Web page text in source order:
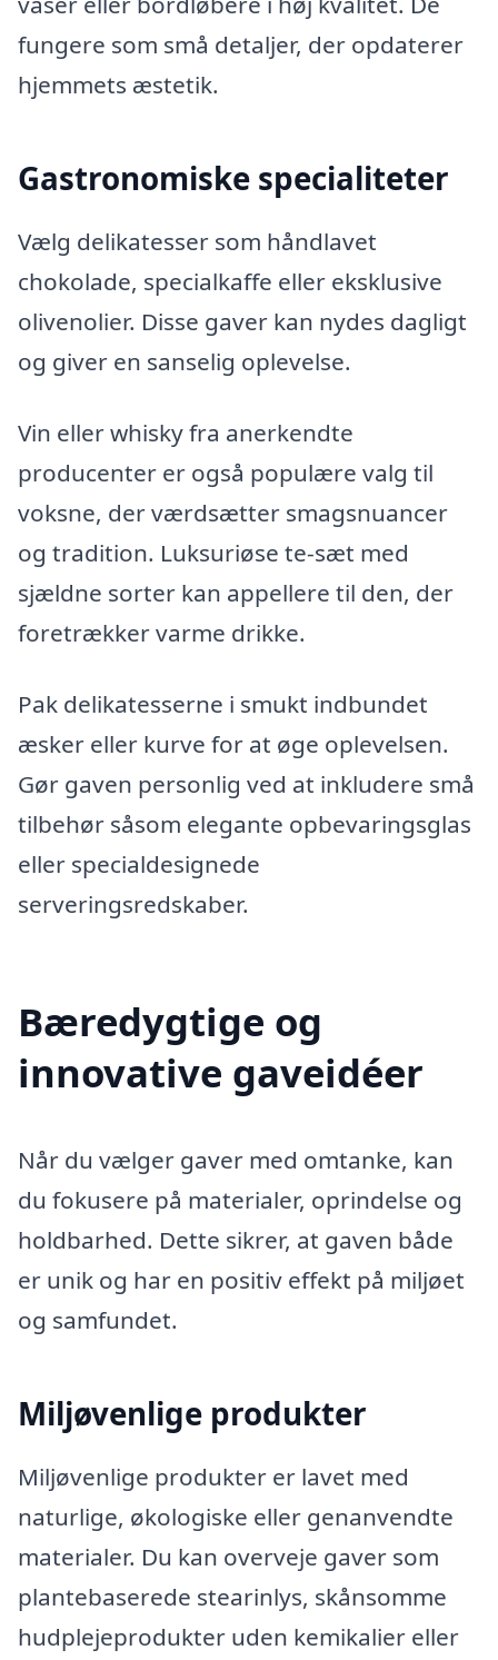
fungere som små detaljer, der opdaterer
hjemmets æstetik.
Gastronomiske specialiteter
Vælg delikatesser som håndlavet
chokolade, specialkaffe eller eksklusive
olivenolier. Disse gaver kan nydes dagligt
og giver en sanselig oplevelse.
Vin eller whisky fra anerkendte
producenter er også populære valg til
voksne, der værdsætter smagsnuancer
og tradition. Luksuriøse te-sæt med
sjældne sorter kan appellere til den, der
foretrækker varme drikke.
Pak delikatesserne i smukt indbundet
æsker eller kurve for at øge oplevelsen.
Gør gaven personlig ved at inkludere små
tilbehør såsom elegante opbevaringsglas
eller specialdesignede
serveringsredskaber.
Bæredygtige og
innovative gaveidéer
Når du vælger gaver med omtanke, kan
du fokusere på materialer, oprindelse og
holdbarhed. Dette sikrer, at gaven både
er unik og har en positiv effekt på miljøet
og samfundet.
Miljøvenlige produkter
Miljøvenlige produkter er lavet med
naturlige, økologiske eller genanvendte
materialer. Du kan overveje gaver som
plantebaserede stearinlys, skånsomme
hudplejeprodukter uden kemikalier eller